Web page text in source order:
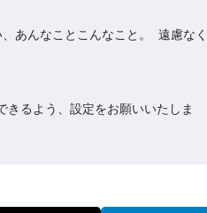
あんなことこんなこと。 遠慮なく
るよう、設定をお願いいたしま